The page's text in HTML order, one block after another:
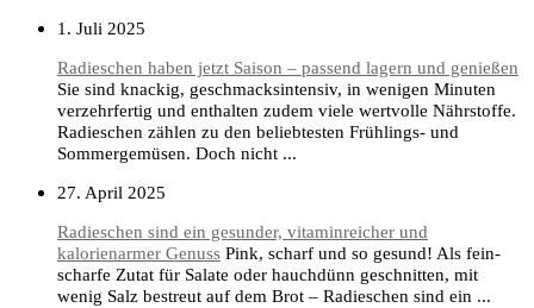
1. Juli 2025
Radieschen haben jetzt Saison – passend lagern und genießen
Sie sind knackig, geschmacksintensiv, in wenigen Minuten
verzehrfertig und enthalten zudem viele wertvolle Nährstoffe.
Radieschen zählen zu den beliebtesten Frühlings- und
Sommergemüsen. Doch nicht ...
27. April 2025
Radieschen sind ein gesunder, vitaminreicher und
kalorienarmer Genuss Pink, scharf und so gesund! Als fein-
scharfe Zutat für Salate oder hauchdünn geschnitten, mit
wenig Salz bestreut auf dem Brot – Radieschen sind ein ...